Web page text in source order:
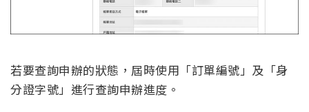
若要查詢申辦的狀態，屆時使用「訂單編號」及「身
分證字號」進行查詢申辦進度。